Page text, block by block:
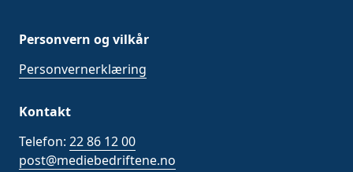
Personvern og vilkår
Personvernerklæring
Kontakt
Telefon: 22 86 12 00
post@mediebedriftene.no